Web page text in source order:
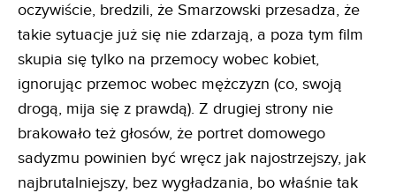
oczywiście, bredzili, że Smarzowski przesadza, że
takie sytuacje już się nie zdarzają, a poza tym film
skupia się tylko na przemocy wobec kobiet,
ignorując przemoc wobec mężczyzn (co, swoją
drogą, mija się z prawdą). Z drugiej strony nie
brakowało też głosów, że portret domowego
sadyzmu powinien być wręcz jak najostrzejszy, jak
najbrutalniejszy, bez wygładzania, bo właśnie tak